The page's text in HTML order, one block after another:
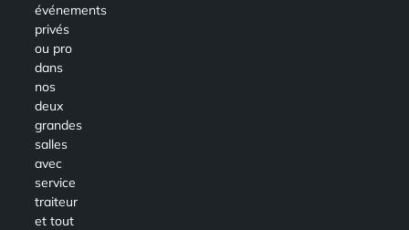
événements
privés
ou pro
dans
nos
deux
grandes
salles
avec
service
traiteur
et tout